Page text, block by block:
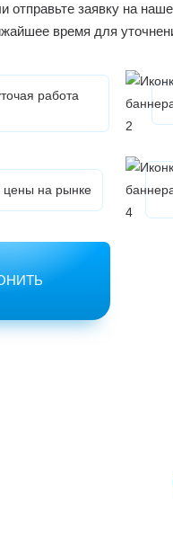
отправьте заявку на
время для
работа
цены на рынке